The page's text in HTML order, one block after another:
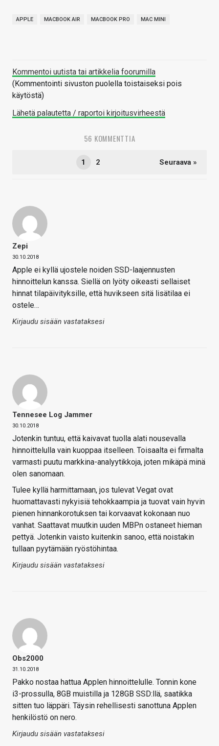
APPLE MACBOOK AIR MACBOOK PRO MAC MINI
Kommentoi uutista tai artikkelia foorumilla
(Kommentointi sivuston puolella toistaiseksi pois
käytöstä)
Lähetä palautetta / raportoi kirjoitusvirheestä
56 KOMMENTTIA
1 2 Seuraava »
Zepi
30.10.2018
Apple ei kyllä ujostele noiden SSD-laajennusten
hinnoittelun kanssa. Siellä on lyöty oikeasti sellaiset
hinnat tilapäivityksille, että huvikseen sitä lisätilaa ei
ostele…
Kirjaudu sisään vastataksesi
Tennesee Log Jammer
30.10.2018
Jotenkin tuntuu, että kaivavat tuolla alati nousevalla
hinnoittelulla vain kuoppaa itselleen. Toisaalta ei firmalta
varmasti puutu markkina-analyytikkoja, joten mikäpä minä
olen sanomaan.
Tulee kyllä harmittamaan, jos tulevat Vegat ovat
huomattavasti nykyisiä tehokkaampia ja tuovat vain hyvin
pienen hinnankorotuksen tai korvaavat kokonaan nuo
vanhat. Saattavat muutkin uuden MBPn ostaneet hieman
pettyä. Jotenkin vaisto kuitenkin sanoo, että noistakin
tullaan pyytämään ryöstöhintaa.
Kirjaudu sisään vastataksesi
Obs2000
31.10.2018
Pakko nostaa hattua Applen hinnoittelulle. Tonnin kone
i3-prossulla, 8GB muistilla ja 128GB SSD:llä, saatikka
sitten tuo läppäri. Täysin rehellisesti sanottuna Applen
henkilöstö on nero.
Kirjaudu sisään vastataksesi